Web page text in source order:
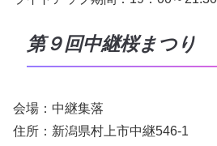
第９回中継桜まつり
会場：中継集落
住所：新潟県村上市中継546-1